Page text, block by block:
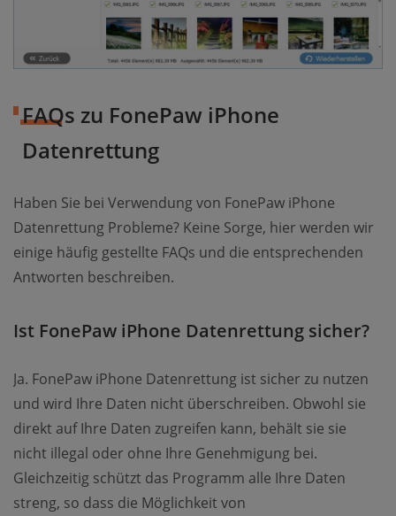
FAQs zu FonePaw iPhone
Datenrettung
Haben Sie bei Verwendung von FonePaw iPhone
Datenrettung Probleme? Keine Sorge, hier werden wir
einige häufig gestellte FAQs und die entsprechenden
Antworten beschreiben.
Ist FonePaw iPhone Datenrettung sicher?
Ja. FonePaw iPhone Datenrettung ist sicher zu nutzen
und wird Ihre Daten nicht überschreiben. Obwohl sie
direkt auf Ihre Daten zugreifen kann, behält sie sie
nicht illegal oder ohne Ihre Genehmigung bei.
Gleichzeitig schützt das Programm alle Ihre Daten
streng, so dass die Möglichkeit von